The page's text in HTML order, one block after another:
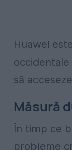
Huawei
să
Măsură
În timp ce
probleme